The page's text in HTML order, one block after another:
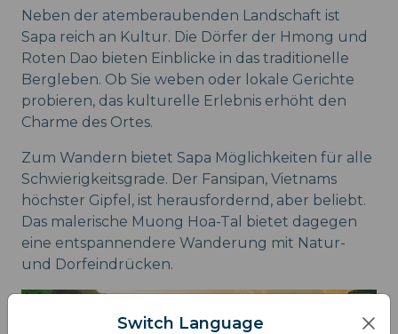
Neben der atemberaubenden Landschaft ist
Sapa reich an Kultur. Die Dörfer der Hmong und
Roten Dao bieten Einblicke in das traditionelle
Bergleben. Ob Sie weben oder lokale Gerichte
probieren, das kulturelle Erlebnis erhöht den
Charme des Ortes.
Zum Wandern bietet Sapa Möglichkeiten für alle
Schwierigkeitsgrade. Der Fansipan, Vietnams
höchster Gipfel, ist herausfordernd, aber beliebt.
Das malerische Muong Hoa-Tal bietet dagegen
eine entspannendere Wanderung mit Natur-
und Dorfeindrücken.
Switch Language